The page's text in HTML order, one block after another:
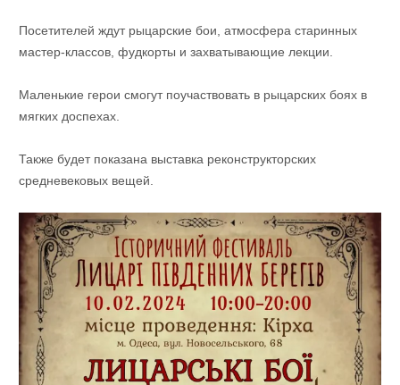
Посетителей ждут рыцарские бои, атмосфера старинных
мастер-классов, фудкорты и захватывающие лекции.
Маленькие герои смогут поучаствовать в рыцарских боях в
мягких доспехах.
Также будет показана выставка реконструкторских
средневековых вещей.